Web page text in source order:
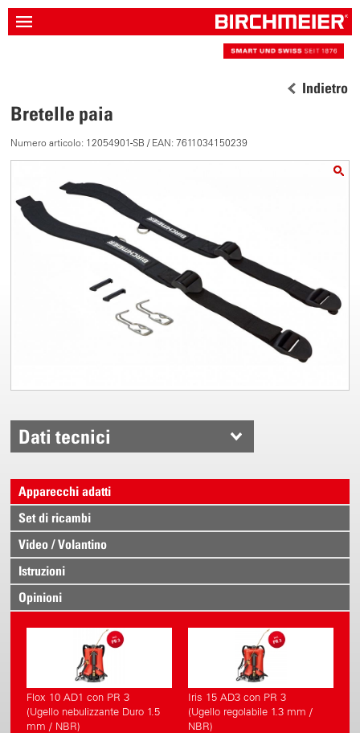
Indietro
Bretelle paia
Numero articolo: 12054901-SB / EAN: 7611034150239
Dati tecnici
Apparecchi adatti
Set di ricambi
Video / Volantino
Istruzioni
Opinioni
Flox 10 AD1 con PR 3
(Ugello nebulizzante Duro 1.5
mm / NBR)
Iris 15 AD3 con PR 3
(Ugello regolabile 1.3 mm /
NBR)